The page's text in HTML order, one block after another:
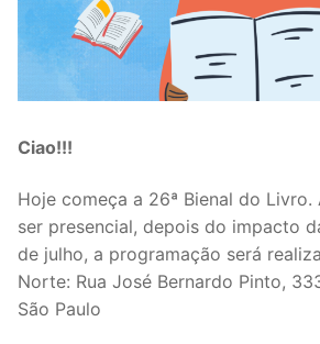
Ciao!!!
Hoje começa a 26ª Bienal do
ser presencial, depois do impacto
de julho, a programação será
Norte: Rua José Bernardo Pinto,
São Paulo